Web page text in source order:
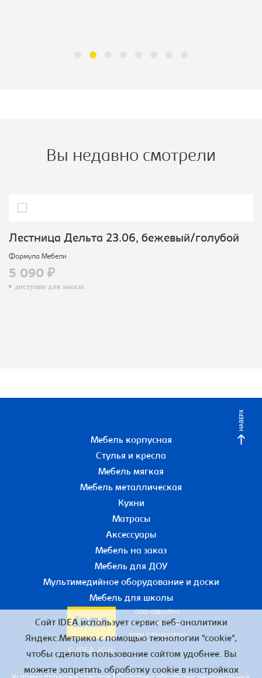
Вы недавно смотрели
Лестница Дельта 23.06, бежевый/голубой
Формула Мебели
5 090 ₽
доступно для заказа
НАВЕРХ
Мебель корпусная
Стулья и кресла
Мебель мягкая
Мебель металлическая
Кухни
Матрасы
Аксессуары
Мебель на заказ
Мебель для ДОУ
Мультимедийное оборудование и доски
Мебель для школы
© IDEA 2026
ООО «Офис51+»
ИНН 5190055780
ОГРН 1155190016190
Сайт IDEA использует сервис веб-аналитики
Яндекс.Метрика с помощью технологии "cookie",
чтобы сделать пользование сайтом удобнее. Вы
можете запретить обработку cookie в настройках